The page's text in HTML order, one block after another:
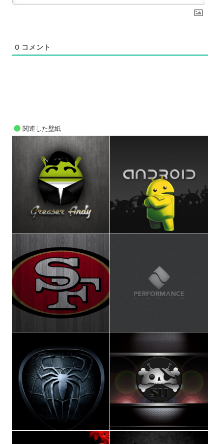
0 コメント
関連した壁紙